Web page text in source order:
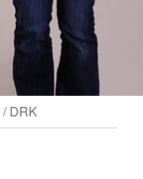
DRK